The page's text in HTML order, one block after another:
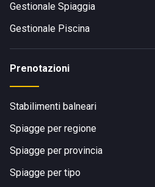
Gestionale Spiaggia
Gestionale Piscina
Prenotazioni
Stabilimenti balneari
Spiagge per regione
Spiagge per provincia
Spiagge per tipo